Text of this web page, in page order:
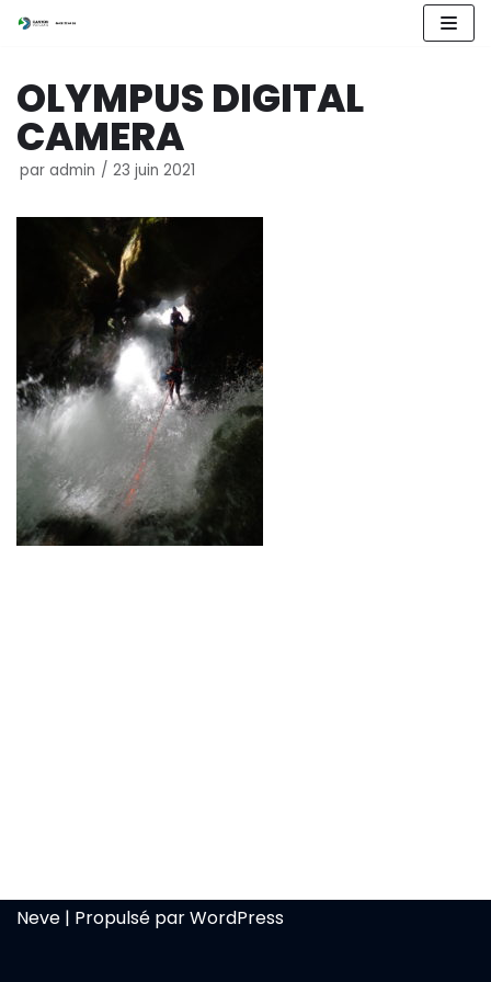
au
contenu
OLYMPUS DIGITAL
CAMERA
par admin 23 juin 2021
Neve | Propulsé parWordPress